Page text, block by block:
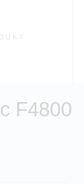
F4800